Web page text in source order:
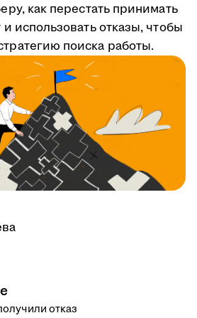
как перестать принимать
и использовать отказы, чтобы
поиска работы.
отказ